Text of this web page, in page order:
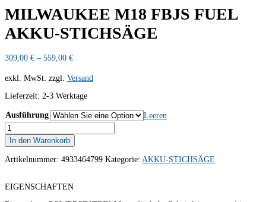
MILWAUKEE M18 FBJS FUEL
AKKU-STICHSÄGE
309,00 € – 559,00 €
exkl. MwSt. zzgl. Versand
Lieferzeit: 2-3 Werktage
Ausführung
Leeren
MILWAUKEE
M18
FBJS
AKKU-
Menge
In den Warenkorb
Artikelnummer: 4933464799 Kategorie: AKKU-STICHSÄGE
EIGENSCHAFTEN